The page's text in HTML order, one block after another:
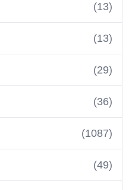
(13)
(13)
(29)
(36)
(1087)
(49)